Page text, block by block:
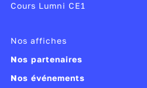
squelette est constitué de
importants, on peut citer :
Le crâne
Cours Lumni CE1
Nos affiches
Nos partenaires
Nos événements